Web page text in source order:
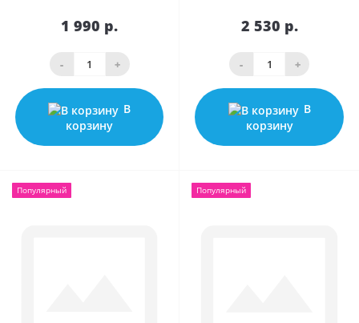
1 990 р.
- +
В
корзину
2 530 р.
- +
В
корзину
Популярный Популярный